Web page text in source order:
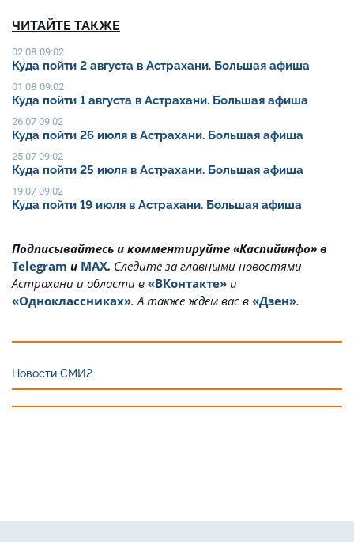
ЧИТАЙТЕ ТАКЖЕ
02.08 09:02
Куда пойти 2 августа в Астрахани. Большая афиша
01.08 09:02
Куда пойти 1 августа в Астрахани. Большая афиша
26.07 09:02
Куда пойти 26 июля в Астрахани. Большая афиша
25.07 09:02
Куда пойти 25 июля в Астрахани. Большая афиша
19.07 09:02
Куда пойти 19 июля в Астрахани. Большая афиша
Подписывайтесь и комментируйте «Каспийинфо» в
Telegram и MAX. Cледите за главными новостями
Астрахани и области в «ВКонтакте» и
«Одноклассниках». А также ждём вас в «Дзен».
Новости СМИ2